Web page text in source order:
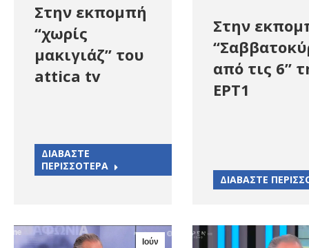
Στην εκπομπή
“χωρίς
μακιγιάζ” του
attica tv
ΔΙΑΒΑΣΤΕ
ΠΕΡΙΣΣΟΤΕΡΑ
Στην
από τις 6”
ΕΡΤ1
ΔΙΑΒΑΣΤΕ
Ιούν